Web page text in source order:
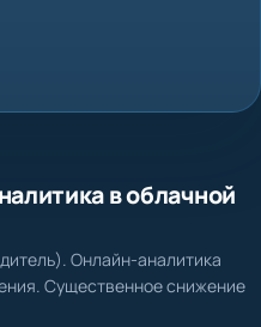
в облачной
Существенное снижение